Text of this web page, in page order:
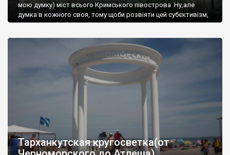
мою думку) міст всього Кримського півострова .Ну,але
думка в кожного своя, тому щоби розвіяти цей субєктивізм,
запрошую відвідати це
Тарханкутская кругосветка(от